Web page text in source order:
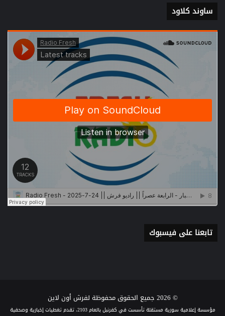
ساوند كلاود
تابعنا على فيسبوك
© 2026 جميع الحقوق محفوظة لفرش أون لاين
مؤسسة إعلامية سورية مستقلة تأسست في كفرنبل بالعام 2103، تقدم تغطيات إخبارية وصحفية